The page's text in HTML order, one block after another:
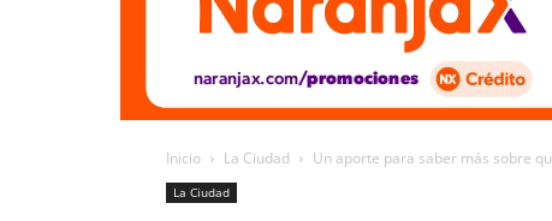
Inicio La Ciudad Un aporte para saber más sobre
La Ciudad